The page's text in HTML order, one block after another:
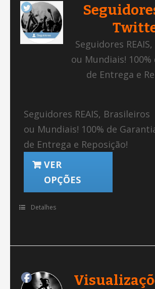
Seguidores
ou Mundiais!
de Entrega e
Seguidores REAIS, Brasileiros
ou Mundiais! 100% de
de Entrega e Reposição!
VER
OPÇÕES
Detalhes